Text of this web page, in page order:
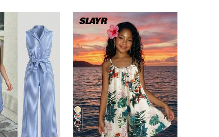
10